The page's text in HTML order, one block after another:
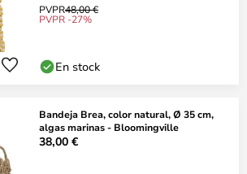
PVPR48,00 €
PVPR -27%
En stock
Bandeja Brea, color natural, Ø 35 cm,
algas marinas - Bloomingville
38,00 €